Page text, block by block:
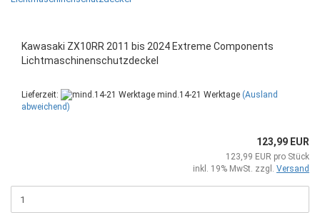
Kawasaki ZX10RR 2011 bis 2024 Extreme Components
Lichtmaschinenschutzdeckel
Lieferzeit: mind.14-21 Werktage (Ausland
abweichend)
123,99 EUR
123,99 EUR pro Stück
inkl. 19% MwSt. zzgl. Versand